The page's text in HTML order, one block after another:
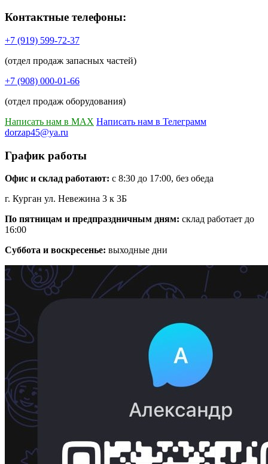
Контактные телефоны:
+7 (919) 599-72-37
(отдел продаж запасных частей)
+7 (908) 000-01-66
(отдел продаж оборудования)
Написать нам в MAX Написать нам в Телеграмм
dorzap45@ya.ru
График работы
Офис и склад работают: с 8:30 до 17:00, без обеда
г. Курган ул. Невежина 3 к 3Б
По пятницам и предпраздничным дням: склад работает до
16:00
Суббота и воскресенье: выходные дни